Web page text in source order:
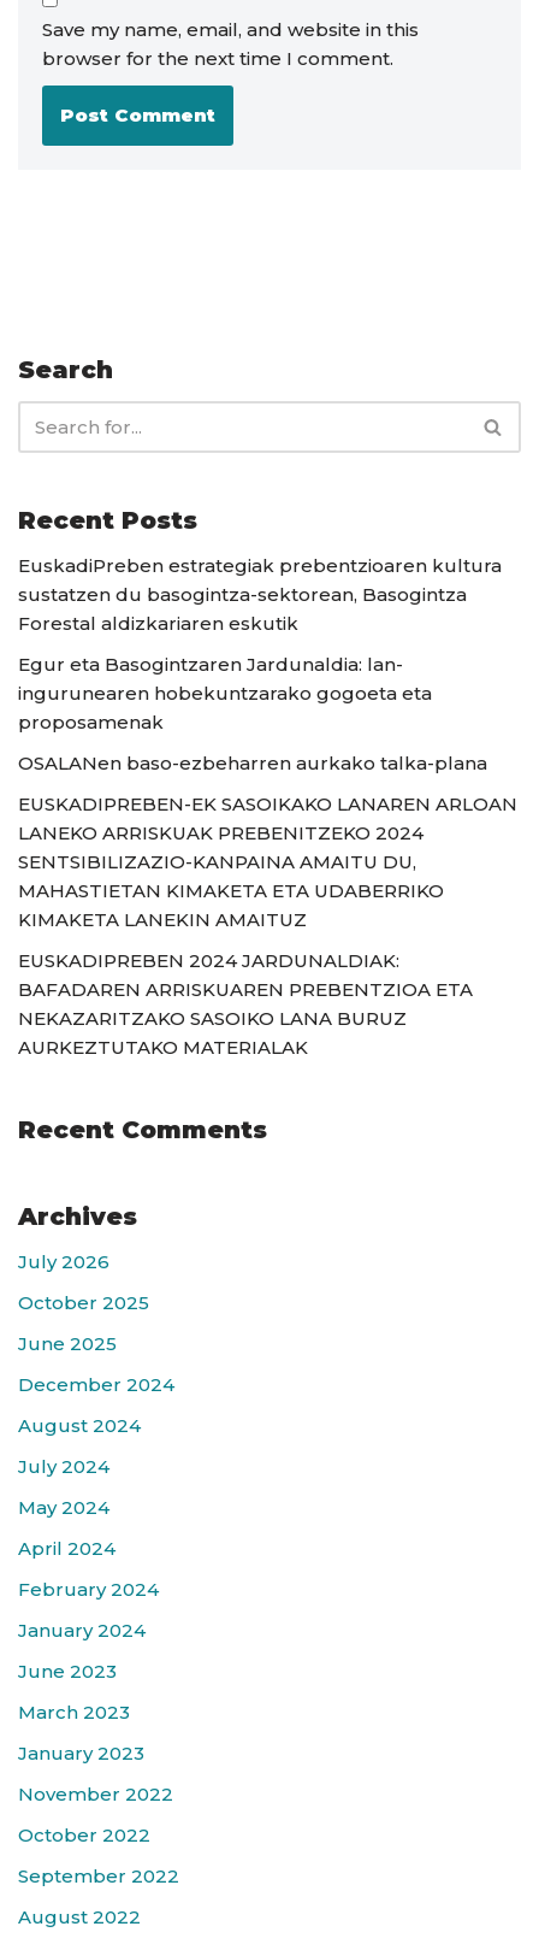
Save my name, email, and website in this
browser for the next time I comment.
Search
Recent Posts
EuskadiPreben estrategiak prebentzioaren kultura
sustatzen du basogintza-sektorean, Basogintza
Forestal aldizkariaren eskutik
Egur eta Basogintzaren Jardunaldia: lan-
ingurunearen hobekuntzarako gogoeta eta
proposamenak
OSALANen baso-ezbeharren aurkako talka-plana
EUSKADIPREBEN-EK SASOIKAKO LANAREN ARLOAN
LANEKO ARRISKUAK PREBENITZEKO 2024
SENTSIBILIZAZIO-KANPAINA AMAITU DU,
MAHASTIETAN KIMAKETA ETA UDABERRIKO
KIMAKETA LANEKIN AMAITUZ
EUSKADIPREBEN 2024 JARDUNALDIAK:
BAFADAREN ARRISKUAREN PREBENTZIOA ETA
NEKAZARITZAKO SASOIKO LANA BURUZ
AURKEZTUTAKO MATERIALAK
Recent Comments
Archives
July 2026
October 2025
June 2025
December 2024
August 2024
July 2024
May 2024
April 2024
February 2024
January 2024
June 2023
March 2023
January 2023
November 2022
October 2022
September 2022
August 2022